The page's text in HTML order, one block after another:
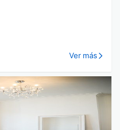
Ver más